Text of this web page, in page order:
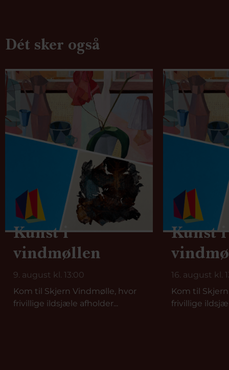
Dét sker også
Kunst i
vindmøllen
9. august kl. 13:00
Kom til Skjern Vindmølle, hvor
frivillige ildsjæle afholder...
Kunst i
16. august kl.
Kom til
frivillige